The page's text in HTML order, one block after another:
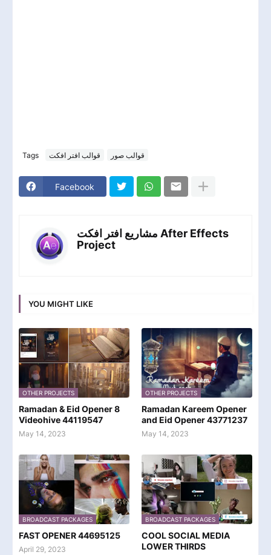
Tags قوالب افتر افكت قوالب صور
Facebook
مشاريع افتر افكت After Effects
Project
YOU MIGHT LIKE
OTHER PROJECTS
Ramadan & Eid Opener 8
Videohive 44119547
May 14, 2023
OTHER PROJECTS
Ramadan Kareem Opener
and Eid Opener 43771237
May 14, 2023
BROADCAST PACKAGES
FAST OPENER 44695125
April 29, 2023
BROADCAST PACKAGES
COOL SOCIAL MEDIA
LOWER THIRDS